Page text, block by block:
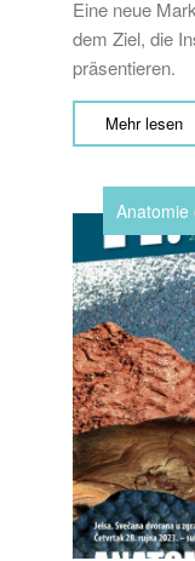
Eine neue
dem Ziel, die
präsentieren.
Mehr lesen
Anatomie